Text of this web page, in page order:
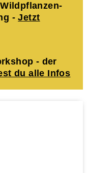
-Jetzt
- der
du alle Infos